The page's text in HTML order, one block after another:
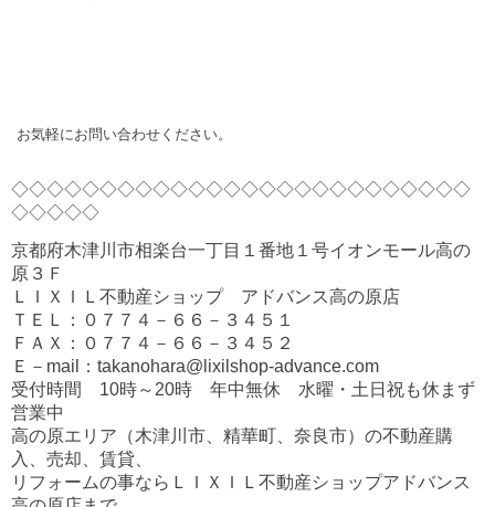
お気軽にお問い合わせください。
◇◇◇◇◇◇◇◇◇◇◇◇◇◇◇◇◇◇◇◇◇◇◇◇◇◇
◇◇◇◇◇
京都府木津川市相楽台一丁目１番地１号イオンモール高の
原３Ｆ
ＬＩＸＩＬ不動産ショップ アドバンス高の原店
ＴＥＬ：０７７４－６６－３４５１
ＦＡＸ：０７７４－６６－３４５２
Ｅ－mail：takanohara@lixilshop-advance.com
受付時間 10時～20時 年中無休 水曜・土日祝も休まず
営業中
高の原エリア（木津川市、精華町、奈良市）の不動産購
入、売却、賃貸、
リフォームの事ならＬＩＸＩＬ不動産ショップアドバンス